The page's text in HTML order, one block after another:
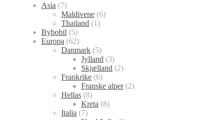
Asia (7)
Maldivene (6)
Thailand (1)
Bybobil (5)
Europa (62)
Danmark (5)
Jylland (3)
Skjælland (2)
Frankrike (6)
Franske alper(2)
Hellas (8)
Kreta (8)
Italia (7)